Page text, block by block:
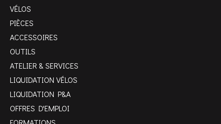
VÉLOS
PIÈCES
ACCESSOIRES
OUTILS
ATELIER & SERVICES
LIQUIDATION VÉLOS
LIQUIDATION P&A
OFFRES D'EMPLOI